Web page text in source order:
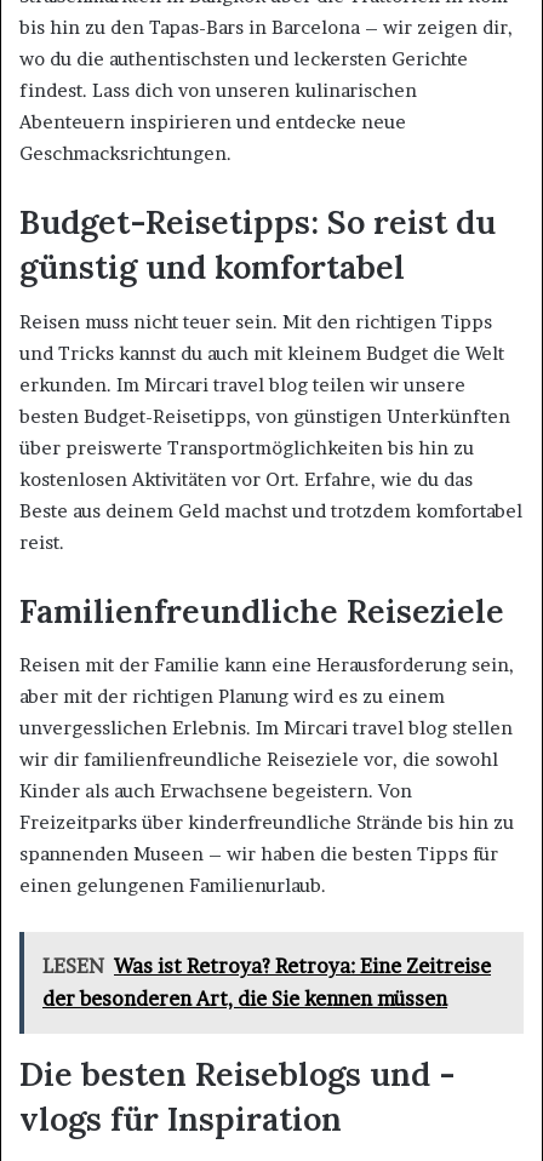
bis hin zu den Tapas-Bars in Barcelona – wir zeigen dir,
wo du die authentischsten und leckersten Gerichte
findest. Lass dich von unseren kulinarischen
Abenteuern inspirieren und entdecke neue
Geschmacksrichtungen.
Budget-Reisetipps: So reist du
günstig und komfortabel
Reisen muss nicht teuer sein. Mit den richtigen Tipps
und Tricks kannst du auch mit kleinem Budget die Welt
erkunden. Im Mircari travel blog teilen wir unsere
besten Budget-Reisetipps, von günstigen Unterkünften
über preiswerte Transportmöglichkeiten bis hin zu
kostenlosen Aktivitäten vor Ort. Erfahre, wie du das
Beste aus deinem Geld machst und trotzdem komfortabel
reist.
Familienfreundliche Reiseziele
Reisen mit der Familie kann eine Herausforderung sein,
aber mit der richtigen Planung wird es zu einem
unvergesslichen Erlebnis. Im Mircari travel blog stellen
wir dir familienfreundliche Reiseziele vor, die sowohl
Kinder als auch Erwachsene begeistern. Von
Freizeitparks über kinderfreundliche Strände bis hin zu
spannenden Museen – wir haben die besten Tipps für
einen gelungenen Familienurlaub.
LESEN Was ist Retroya? Retroya: Eine Zeitreise
der besonderen Art, die Sie kennen müssen
Die besten Reiseblogs und -
vlogs für Inspiration